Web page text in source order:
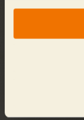
Für noch mehr
Berlin zu